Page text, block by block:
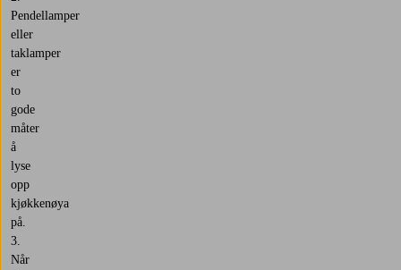
lampe
som
ikke
henger
langt
ned.
Det
viktigste
belysningen
ikke
Pendellamper
eller
taklamper
er
to
gode
måter
å
lyse
opp
kjøkkenøya
på.
Når